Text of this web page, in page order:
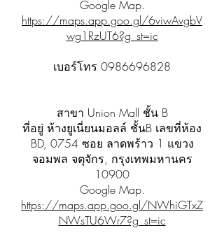
Google Map.
https://maps.app.goo.gl/6viwAvgbV
wg1RzUT6?g_st=ic
เบอร์โทร 0986696828
สาขา Union Mall ชั้น B
ที่อยู่ ห้างยูเนี่ยนมอลล์ ชั้นB เลขที่ห้อง
BD, 0754 ซอย ลาดพร้าว 1 แขวง
จอมพล จตุจักร, กรุงเทพมหานคร
10900
Google Map.
https://maps.app.goo.gl/NWhiGTxZ
NWsTU6Wr7?g_st=ic